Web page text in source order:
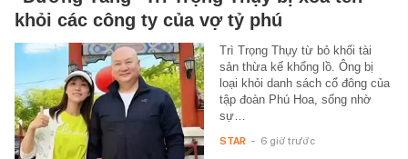
khỏi các công ty của vợ tỷ phú
Trì Trọng Thụy từ bỏ khối tài
sản thừa kế khổng lồ. Ông bị
loại khỏi danh sách cổ đông của
tập đoàn Phú Hoa, sống nhờ
sự…
STAR - 6 giờ trước